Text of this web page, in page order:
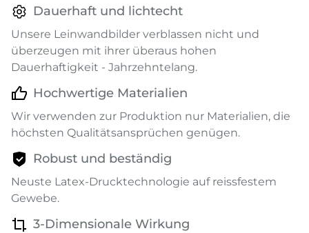
Dauerhaft und lichtecht
Unsere Leinwandbilder verblassen nicht und
überzeugen mit ihrer überaus hohen
Dauerhaftigkeit - Jahrzehntelang.
Hochwertige Materialien
Wir verwenden zur Produktion nur Materialien, die
höchsten Qualitätsansprüchen genügen.
Robust und beständig
Neuste Latex-Drucktechnologie auf reissfestem
Gewebe.
3-Dimensionale Wirkung